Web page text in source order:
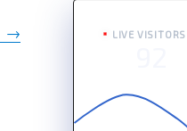
→ LIVE VISITORS